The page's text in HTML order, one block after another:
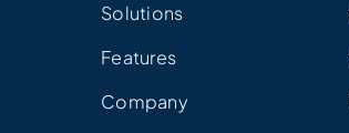
Solutions
Features
Company